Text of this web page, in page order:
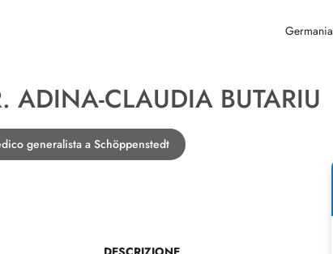
Germania
ADINA-CLAUDIA BUTARIU
generalista a Schöppenstedt